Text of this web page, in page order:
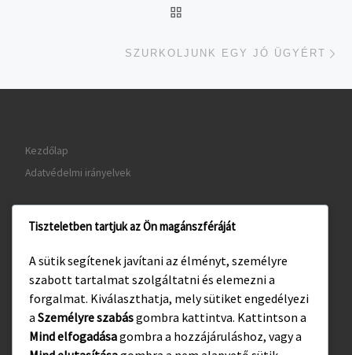
SZURKOLJUNK EGY JÓ ÜGYÉRT
Kezdőlap
Adatvédelmi irányelvek
www.visitgyula.com
www.gyulakult.hu
Tiszteletben tartjuk az Ön magánszféráját
A sütik segítenek javítani az élményt, személyre
szabott tartalmat szolgáltatni és elemezni a
forgalmat. Kiválaszthatja, mely sütiket engedélyezi
a Személyre szabásgombra kattintva. Kattintson a
Mind elfogadásagombra a hozzájáruláshoz, vagy a